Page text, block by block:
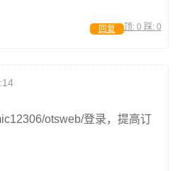
顶: 0 踩: 0
回复
otsweb/登录，提高订